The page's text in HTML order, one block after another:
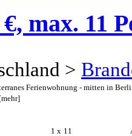
max. 11
>
Ferienwohnung - mitten in
[mehr]
1 x 11